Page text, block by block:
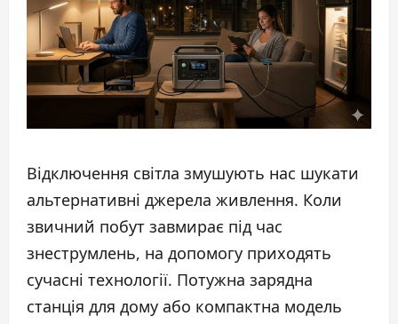
Відключення світла змушують нас шукати
альтернативні джерела живлення. Коли
звичний побут завмирає під час
знеструмлень, на допомогу приходять
сучасні технології. Потужна зарядна
станція для дому або компактна модель